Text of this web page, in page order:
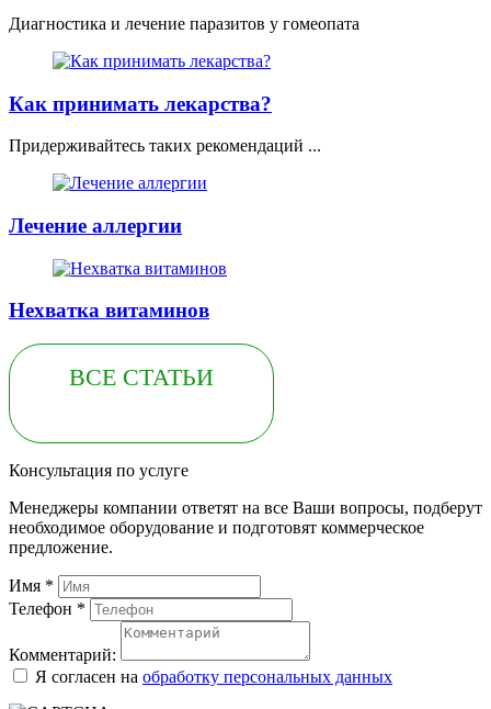
Диагностика и лечение паразитов у гомеопата
Как принимать лекарства?
Придерживайтесь таких рекомендаций ...
Лечение аллергии
Нехватка витаминов
ВСЕ СТАТЬИ
Консультация по услуге
Менеджеры компании ответят на все Ваши вопросы, подберут
необходимое оборудование и подготовят коммерческое
предложение.
Имя *
Телефон *
Комментарий:
Я согласен на обработку персональных данных